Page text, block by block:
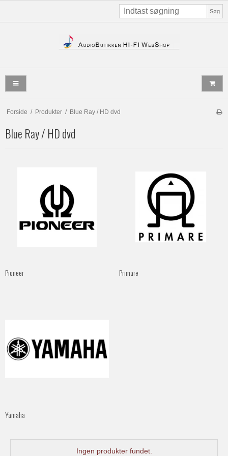
Søg
Forside / Produkter / Blue Ray / HD dvd
Blue Ray / HD dvd
Pioneer Primare
Yamaha
Ingen produkter fundet.